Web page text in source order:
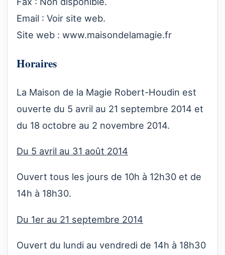
Email : Voir site web.
Site web : www.maisondelamagie.fr
Horaires
La Maison de la Magie Robert-Houdin est
ouverte du 5 avril au 21 septembre 2014 et
du 18 octobre au 2 novembre 2014.
Du 5 avril au 31 août 2014
Ouvert tous les jours de 10h à 12h30 et de
14h à 18h30.
Du 1er au 21 septembre 2014
Ouvert du lundi au vendredi de 14h à 18h30